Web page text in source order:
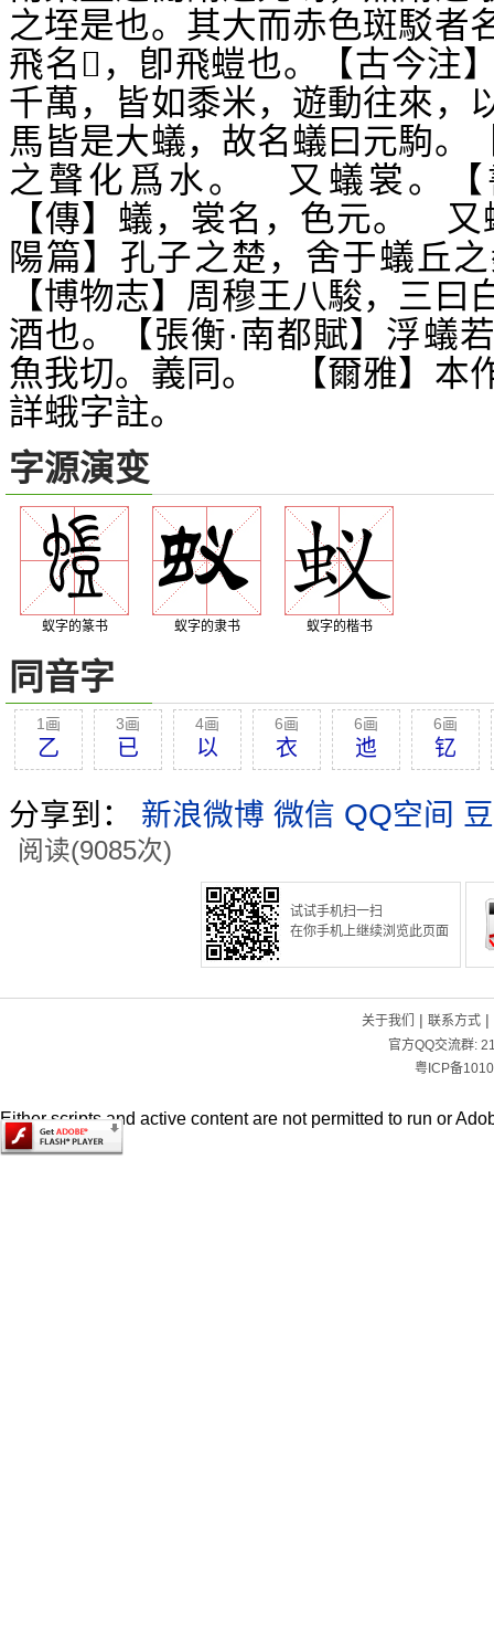
之垤是也。其大而赤色斑駁者
飛名 𧕈 ，卽飛螘也。【古今注
千萬，皆如黍米，遊動往來，
馬皆是大蟻，故名蟻曰元駒。
之聲化爲水。 又蟻裳。【
【傳】蟻，裳名，色元。 又
陽篇】孔子之楚，舍于蟻丘
【博物志】周穆王八駿，三
酒也。【張衡·南都賦】浮蟻
魚我切。義同。 【爾雅】本
詳蛾字註。
字源演变
蚁字的篆书 蚁字的隶书 蚁字的楷书
同音字
1画
乙
3画
已
4画
以
6画
衣
6画
迆
6画
钇
分享到： 新浪微博 微信 QQ空间
阅读(9085次)
试试手机扫一扫
在你手机上继续浏览此页面
关于我们 | 联系方式|
官方QQ交流群:
粤ICP备
Either scripts and active content are not permitted to run or